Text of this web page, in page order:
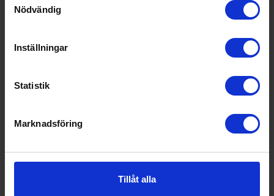
Nödvändig
Inställningar
Statistik
Marknadsföring
Tillåt alla
Wi-Fi anslutning (Ja/N
ej):
Energiförbrukning (k
59